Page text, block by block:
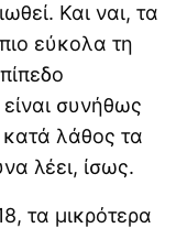
Και ναι, τα
εύκολα τη
συνήθως
λάθος τα
λέει, ίσως.
τα μικρότερα